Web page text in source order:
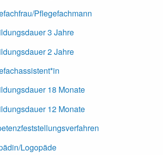
Pflegefachmann
3 Jahre
2 Jahre
18 Monate
12 Monate
Logopäde